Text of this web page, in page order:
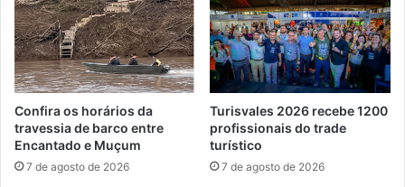
Confira os horários da
travessia de barco entre
Encantado e Muçum
7 de agosto de 2026
Turisvales 2026 recebe 1200
profissionais do trade
turístico
7 de agosto de 2026